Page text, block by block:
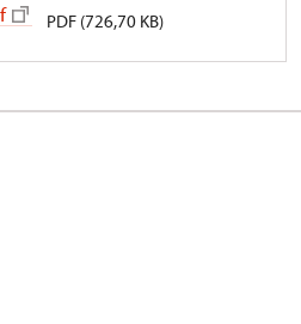
PDF (726,70 KB)